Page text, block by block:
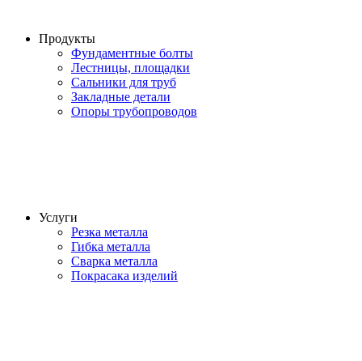
Продукты
Фундаментные болты
Лестницы, площадки
Сальники для труб
Закладные детали
Опоры трубопроводов
Услуги
Резка металла
Гибка металла
Сварка металла
Покрасака изделий